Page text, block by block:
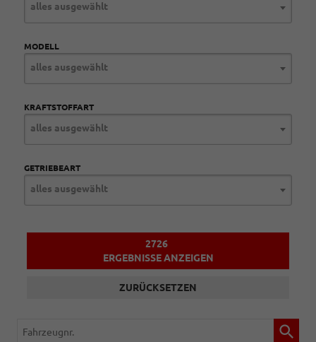
alles ausgewählt
MODELL
alles ausgewählt
KRAFTSTOFFART
alles ausgewählt
GETRIEBEART
alles ausgewählt
2726
ERGEBNISSE ANZEIGEN
ZURÜCKSETZEN
Fahrzeugnr.